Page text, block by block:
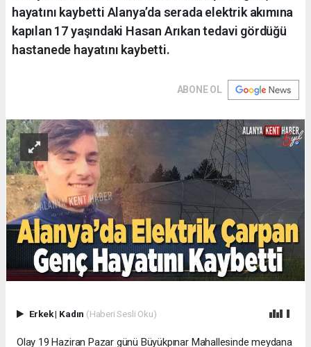
hayatını kaybetti Alanya’da serada elektrik akımına
kapılan 17 yaşındaki Hasan Arıkan tedavi gördüğü
hastanede hayatını kaybetti.
ABONE OL
Erkek| Kadın (Haberi Sesli Oku)
Olay 19 Haziran Pazar günü Büyükpınar Mahallesinde meydana